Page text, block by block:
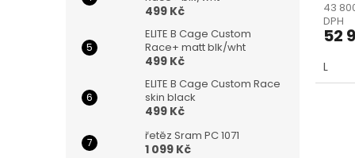
499 Kč
ELITE B Cage Custom
Race+ matt blk/wht
499 Kč
ELITE B Cage Custom Race
skin black
499 Kč
řetěz Sram PC 1071
1 099 Kč
43
DPH
52
L